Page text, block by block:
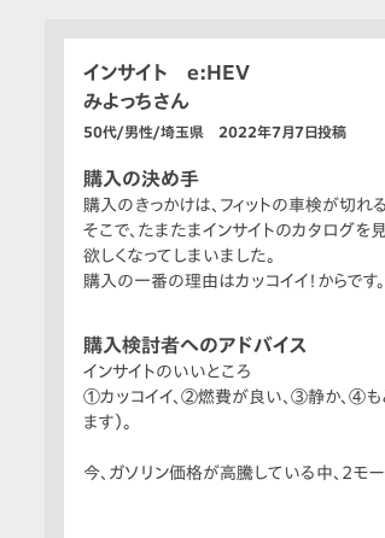
インサイト e:HEV
みよっちさん
50代/男性/埼玉県 2022年7月7日投稿
購入の決め手
購入のきっかけは、フィットの車検が切
そこで、たまたまインサイトのカタログ
欲しくなってしまいました。
購入の一番の理由はカッコイイ！からです。
購入検討者へのアドバイス
インサイトのいいところ
①カッコイイ、②燃費が良い、③静か、④も
ます）。
今、ガソリン価格が高騰している中、2モ